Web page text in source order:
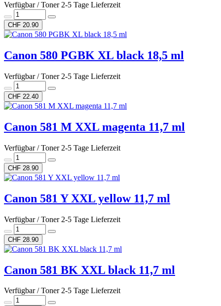
Verfügbar / Toner 2-5 Tage Lieferzeit
CHF 20.90
Canon 580 PGBK XL black 18,5 ml
Verfügbar / Toner 2-5 Tage Lieferzeit
CHF 22.40
Canon 581 M XXL magenta 11,7 ml
Verfügbar / Toner 2-5 Tage Lieferzeit
CHF 28.90
Canon 581 Y XXL yellow 11,7 ml
Verfügbar / Toner 2-5 Tage Lieferzeit
CHF 28.90
Canon 581 BK XXL black 11,7 ml
Verfügbar / Toner 2-5 Tage Lieferzeit